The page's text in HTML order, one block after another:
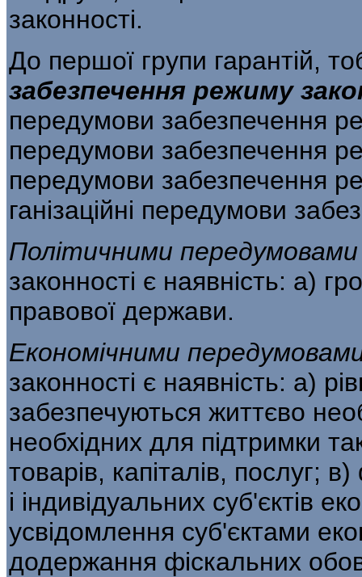
законності.
До першої групи гарантій,
забезпечення ре­жиму
передумови забезпечення
передумови забезпечення
передумови забезпечення
ганізаційні передумови
Політичними
законності є наяв­ність: а)
правової держави.
Економічними
законності є наяв­ність: а)
забезпечуються життєво
необхідних для підтримки
товарів, капіталів, послуг;
і ін­дивідуальних суб'єктів
усвідомлення суб'єкта­ми
додержання фіскальних